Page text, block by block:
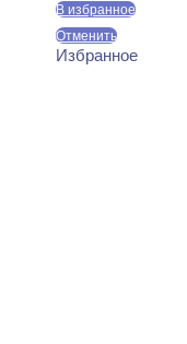
В избранное
Отменить
Избранное